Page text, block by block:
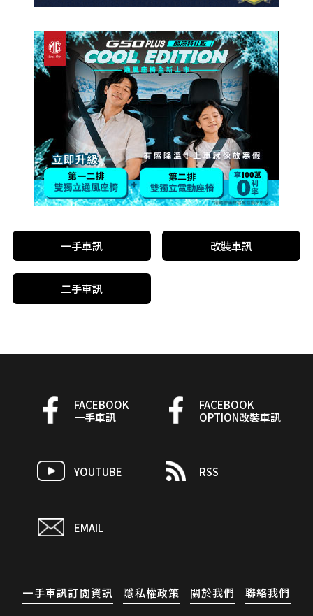
一手車訊 改裝車訊
二手車訊
FACEBOOK
一手車訊
FACEBOOK
OPTION改裝車訊
YOUTUBE RSS
EMAIL
一手車訊訂閱資訊 隱私權政策 關於我們 聯絡我們